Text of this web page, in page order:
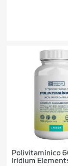
Polivitamínico
Iridium